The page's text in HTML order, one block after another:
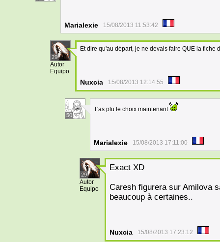
Marialexie 15/08/2013 11:53:42
29
Autor
Equipo
Et dire qu'au départ, je ne devais faire QUE la fiche
Nuxcia 15/08/2013 12:14:55
50
T'as plu le choix maintenant
Marialexie 15/08/2013 17:11:00
29
Autor
Equipo
Exact XD
Caresh figurera sur Amilova
beaucoup à certaines..
Nuxcia 15/08/2013 17:23:12